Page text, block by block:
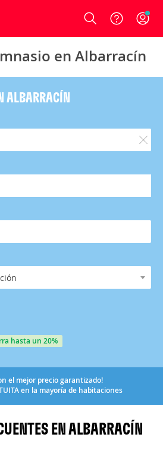
Login
en Albarracín
ALBARRACÍN
hasta un 20%
el mejor precio garantizado!
en la mayoría de habitaciones
EN ALBARRACÍN